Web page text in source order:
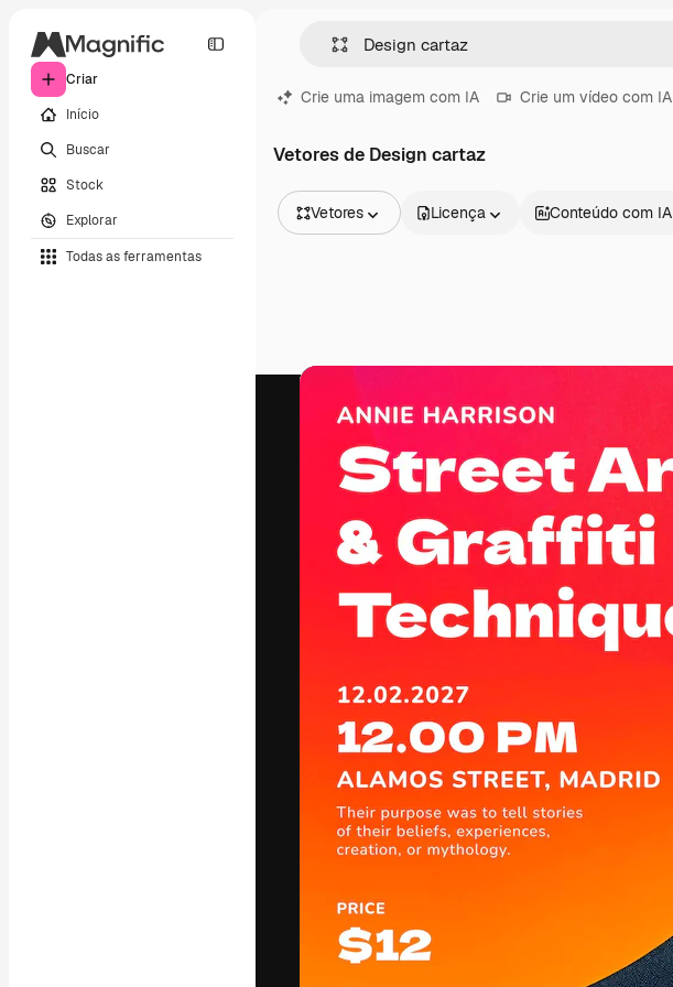
Criar
Início
Buscar
Stock
Explorar
Todas as ferramentas
Crie uma imagem com IA Crie um vídeo com IA
Vetores de Design cartaz
Vetores
Vídeos
Animações
Modelos de vídeos
Modelos 3D
Licença Conteúdo com IA
A plataforma criativa para você direcionar
seu melhor trabalho. Mais de 1 milhão de
assinantes entre criativos, empresas,
Português
Copyright © 2010-